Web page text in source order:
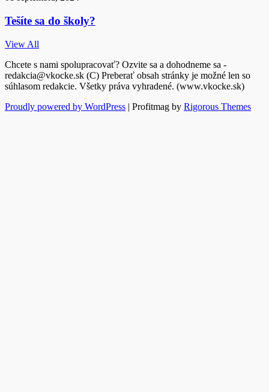
Tešíte sa do školy?
View All
Chcete s nami spolupracovať? Ozvite sa a dohodneme sa -
redakcia@vkocke.sk (C) Preberať obsah stránky je možné len so
súhlasom redakcie. Všetky práva vyhradené. (www.vkocke.sk)
Proudly powered by WordPress | Profitmag by Rigorous Themes